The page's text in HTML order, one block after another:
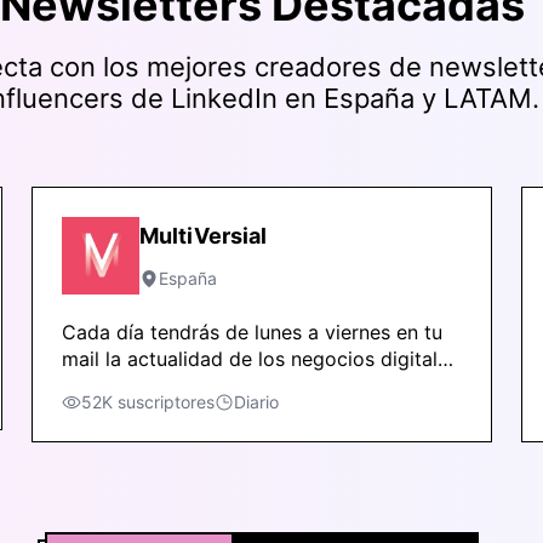
con los mejores creadores de
de LinkedIn en España y LATAM.
MultiVersial
España
Cada día tendrás de lunes a viernes en tu
mail la actualidad de los negocios digitales
que saber y tirar del hilo para profundizar
si lo necesitas.
52K suscriptores Diario